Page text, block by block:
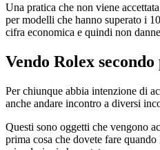
Una pratica che non viene
per modelli che hanno superato i
cifra economica e quindi non
Vendo Rolex
Per chiunque abbia intenzione di
anche andare incontro a diversi
Questi sono oggetti che vengono
prima cosa che dovete fare